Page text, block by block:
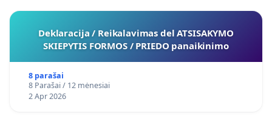
Deklaracija / Reikalavimas del ATSISAKYMO
SKIEPYTIS FORMOS / PRIEDO panaikinimo
8 parašai
8 Parašai / 12 mėnesiai
2 Apr 2026